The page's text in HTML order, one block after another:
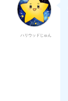
ハリウッドじゅん